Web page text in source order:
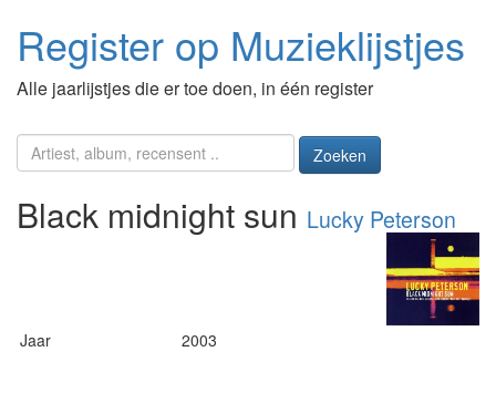
Register op Muzieklijstjes
Alle jaarlijstjes die er toe doen, in één register
Zoeken
Black midnight sun Lucky Peterson
Jaar 2003